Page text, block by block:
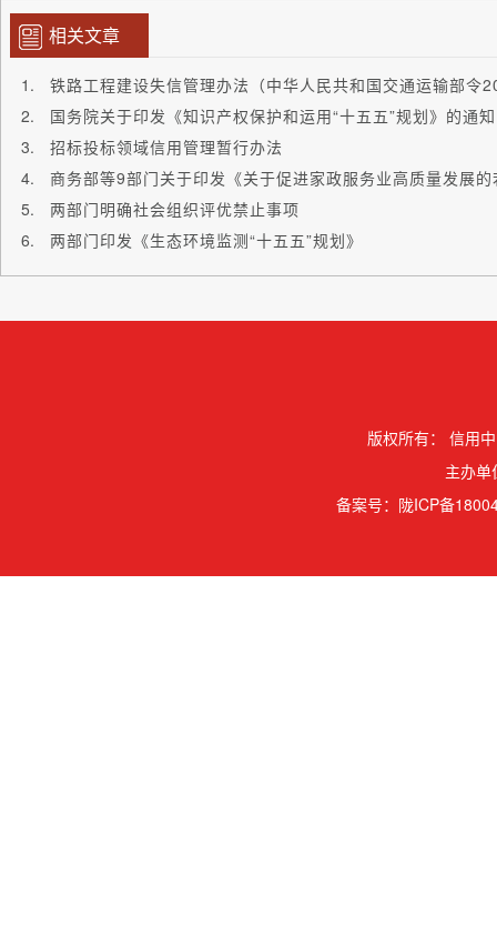
相关文章
铁路工程建设失信管理办法（中华人民共和国交通运输部令
国务院关于印发《知识产权保护和运用“十五五”规划》的通知
招标投标领域信用管理暂行办法
两部门明确社会组织评优禁止事项
两部门印发《生态环境监测“十五五”规划》
版权所有：
信用
主办
备案号： 陇ICP备